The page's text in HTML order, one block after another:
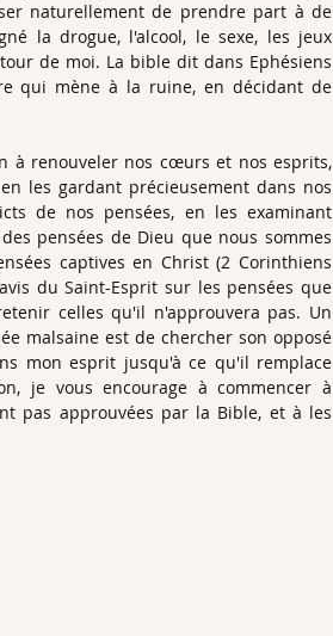
naturellement de prendre part à de
la drogue, l'alcool, le sexe, les jeux
de moi. La bible dit dans Ephésiens
qui mène à la ruine, en décidant de
à renouveler nos cœurs et nos esprits,
les gardant précieusement dans nos
de nos pensées, en les examinant
pensées de Dieu que nous sommes
captives en Christ (2 Corinthiens
du Saint-Esprit sur les pensées que
celles qu'il n'approuvera pas. Un
malsaine est de chercher son opposé
mon esprit jusqu'à ce qu'il remplace
je vous encourage à commencer à
pas approuvées par la Bible, et à les